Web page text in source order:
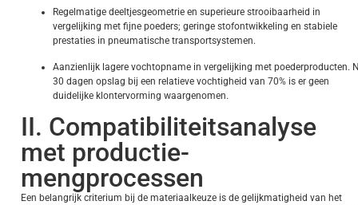
Regelmatige deeltjesgeometrie en superieure strooibaarheid in
vergelijking met fijne poeders; geringe stofontwikkeling en stabiele
prestaties in pneumatische transportsystemen.
Aanzienlijk lagere vochtopname in vergelijking met poederproducten.
30 dagen opslag bij een relatieve vochtigheid van 70% is er geen
duidelijke klontervorming waargenomen.
II. Compatibiliteitsanalyse
met productie-
mengprocessen
Een belangrijk criterium bij de materiaalkeuze is de gelijkmatigheid van het